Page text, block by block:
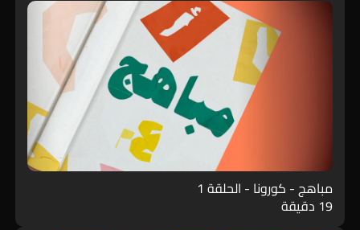
مباهج - كورونا - الحلقة 1
19 دقيقة